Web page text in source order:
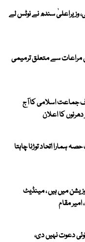
وزیراعلیٰ سندھ نے نوٹس لے
مراعات سے متعلق ترمیمی
جماعت اسلامی کا آج
ہمارا اتحاد توڑنا چاہتا
میں ہیں ، مینڈیٹ
امیر مقام
دعوت نہیں دی،